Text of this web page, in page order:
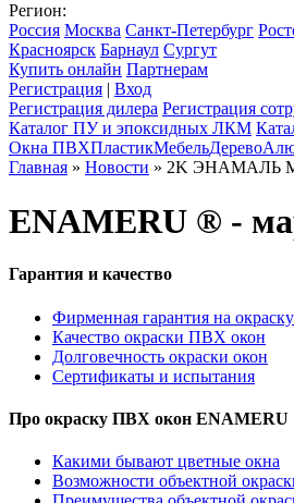
Регион:
Россия Москва Санкт-Петербург
Красноярск Барнаул Сургут
Купить онлайн Партнерам
Регистрация | Вход
Регистрация дилера Регистрация
Каталог ПУ и эпоксидных ЛКМ
Окна ПВХПластикМебельДерево
Главная » Новости » 2K ЭНАМАЛЬ
ENAMERU ® -
Гарантия и качество
Фирменная гарантия на
Качество окраски ПВХ окон
Долговечность окраски окон
Сертификаты и испытания
Про окраску ПВХ окон ENAMERU
Какими бывают цветные окна
Возможности объектной